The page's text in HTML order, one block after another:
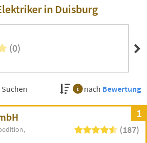
in Duisburg
(0)
Suchen nach Bewertung
1
(187)